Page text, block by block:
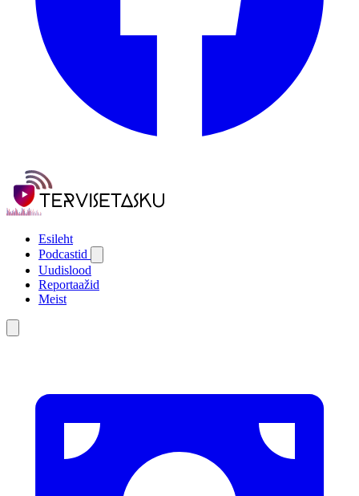
Esileht
Podcastid
Uudislood
Reportaažid
Meist